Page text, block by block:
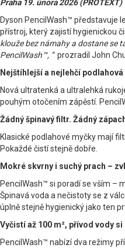
Praha 19. února 2026
Dyson PencilWash™ představuje
přístroj, který zajistí hygienickou
klouže bez námahy a dostane se
PencilWash™, “prozradil John
Nejštíhlejší a nejlehčí
Nová ultratenká a ultralehká
pouhým otočením zápěstí.
Žádný špinavý filtr. Žádný
Klasické podlahové myčky mají
Pokaždé čistí stejně dobře.
Mokré skvrny i suchý prach –
PencilWash™ si poradí se vším –
Špinavá voda a nečistoty se z
úplně stejně hygienický jako ten
Vyčistí až 100 m², přívod vody
PencilWash™ nabízí dva režimy